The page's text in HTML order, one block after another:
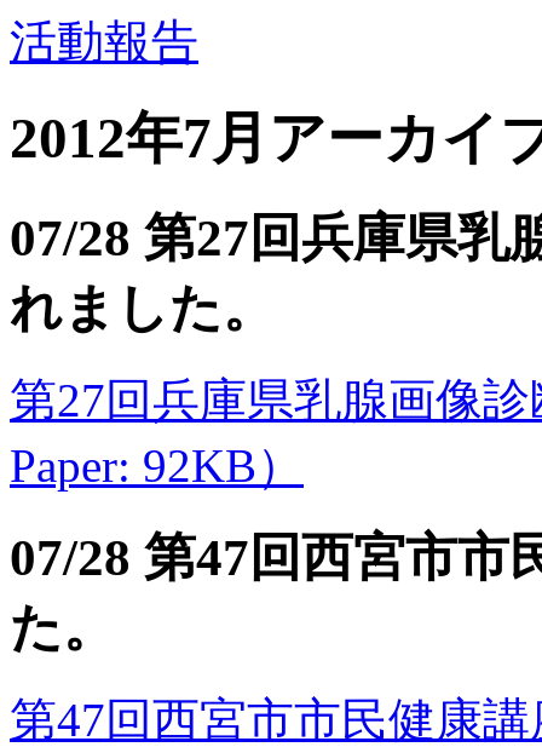
活動報告
2012年7月アーカイ
07/28 第27回兵庫県
れました。
第27回兵庫県乳腺画像
Paper: 92KB）
07/28 第47回西宮市
た。
第47回西宮市市民健康講